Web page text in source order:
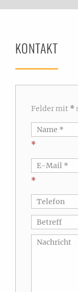
KONTAKT
Felder mit *